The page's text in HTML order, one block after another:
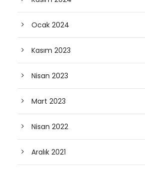
Ocak 2024
Kasım 2023
Nisan 2023
Mart 2023
Nisan 2022
Aralık 2021